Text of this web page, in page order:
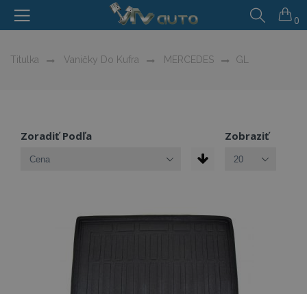
0
Titulka Vaničky Do Kufra MERCEDES GL
Zoradiť Podľa Zobraziť